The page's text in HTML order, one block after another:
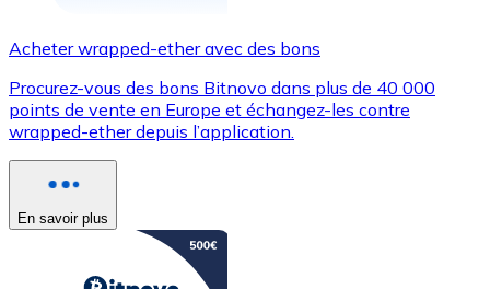
Acheter wrapped-ether avec des bons
Procurez-vous des bons Bitnovo dans plus de 40 000
points de vente en Europe et échangez-les contre
wrapped-ether depuis l’application.
En savoir plus